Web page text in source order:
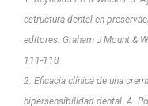
estructura dental en
editores: Graham J Mount &
111-118
2. Eficacia clínica de una
hipersensibilidad dental. A.